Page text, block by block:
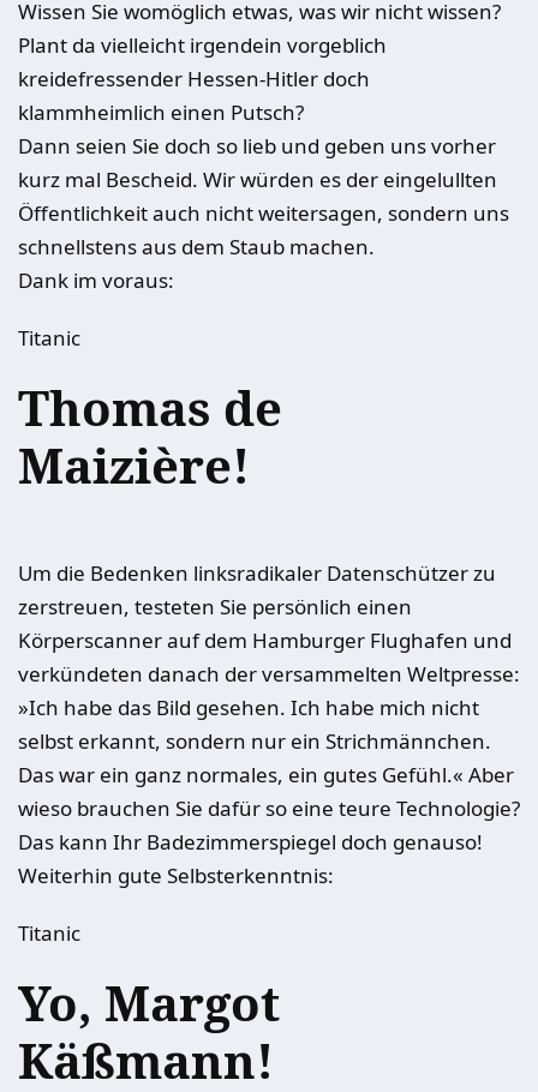
Wissen Sie womöglich etwas, was wir nicht wissen?
Plant da vielleicht irgendein vorgeblich
kreidefressender Hessen-Hitler doch
klammheimlich einen Putsch?
Dann seien Sie doch so lieb und geben uns vorher
kurz mal Bescheid. Wir würden es der eingelullten
Öffentlichkeit auch nicht weitersagen, sondern uns
schnellstens aus dem Staub machen.
Dank im voraus:
Titanic
Thomas de
Maizière!
Um die Bedenken linksradikaler Datenschützer zu
zerstreuen, testeten Sie persönlich einen
Körperscanner auf dem Hamburger Flughafen und
verkündeten danach der versammelten Weltpresse:
»Ich habe das Bild gesehen. Ich habe mich nicht
selbst erkannt, sondern nur ein Strichmännchen.
Das war ein ganz normales, ein gutes Gefühl.« Aber
wieso brauchen Sie dafür so eine teure Technologie?
Das kann Ihr Badezimmerspiegel doch genauso!
Weiterhin gute Selbsterkenntnis:
Titanic
Yo, Margot
Käßmann!